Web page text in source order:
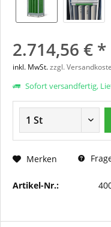
2.714,56 € *
inkl. MwSt.zzgl.
Sofort versandfertig,
Merken
Artikel-Nr.: